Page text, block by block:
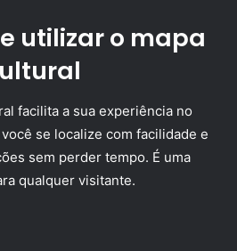
utilizar o mapa
facilita a sua experiência no
se localize com facilidade e
sem perder tempo. É uma
qualquer visitante.